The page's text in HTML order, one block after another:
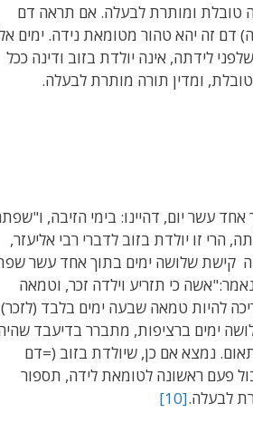
טובלת ומותרת לבעלה. אם תראה דם
דם זה יהא טהור מטומאת נידה. ימים
לידתה, אינה יולדת בזוב ודינה ככל
טובלת, ומדין תורה מותרת לבעלה.
עשר יום, דהיינו: בימי הזיבה,
וילדה אחרי ששפתה, הרי זו יולדת בזוב לדברי רבי אליעזר,
קישת שלושה ימים בתוך אחד עשר
כי תזריע וילדה זכר, וטמאה
להיות טמאה שבעה ימים בלבד (לזכר)
ימים ברציפות, מתברר בדיעבד
נמצא אם כן, שיולדת בזוב (=דם
פעם ראשונה לטומאת לידה, תספור
לבעלה.[10]